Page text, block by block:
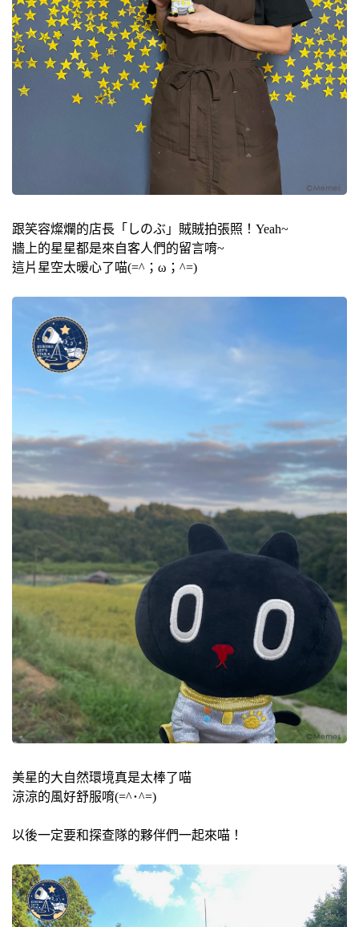
跟笑容燦爛的店長「しのぶ」賊賊拍張照！Yeah~
牆上的星星都是來自客人們的留言唷~
這片星空太暖心了喵(=^；ω；^=)
美星的大自然環境真是太棒了喵
涼涼的風好舒服唷(=^･^=)
以後一定要和探查隊的夥伴們一起來喵！